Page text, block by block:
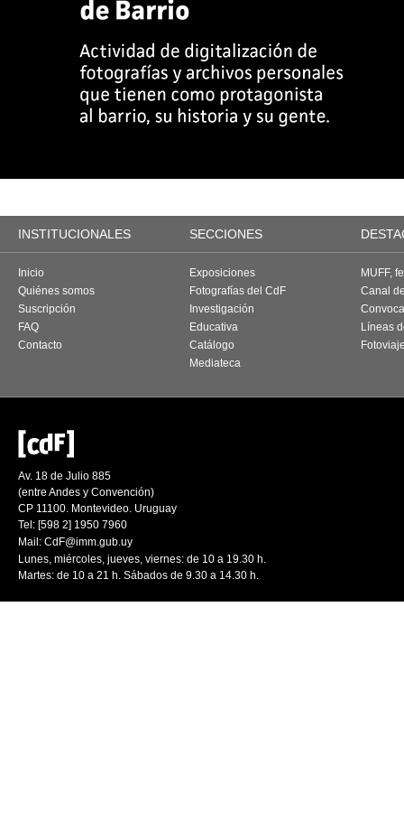
INSTITUCIONALES SECCIONES
Inicio
Quiénes somos
Suscripción
FAQ
Contacto
Exposiciones
Fotografías del CdF
Investigación
Educativa
Catálogo
Mediateca
MUFF,
Canal
Líneas
Av. 18 de Julio 885
(entre Andes y Convención)
CP 11100. Montevideo. Uruguay
Tel: [598 2] 1950 7960
Mail: CdF@imm.gub.uy
Lunes, miércoles, jueves, viernes: de 10 a 19.30 h.
Martes: de 10 a 21 h. Sábados de 9.30 a 14.30 h.